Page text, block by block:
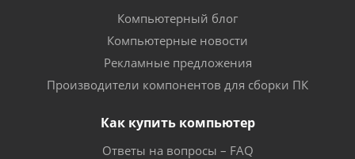
Компьютерный блог
Компьютерные новости
Рекламные предложения
Производители компонентов для сборки ПК
Как купить компьютер
Ответы на вопросы – FAQ